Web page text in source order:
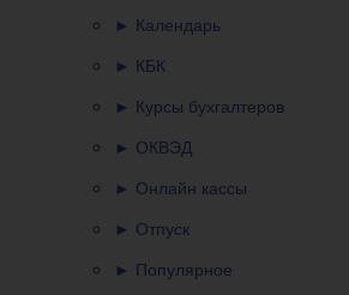
► Календарь
► КБК
► Курсы бухгалтеров
► ОКВЭД
► Онлайн кассы
► Отпуск
► Популярное